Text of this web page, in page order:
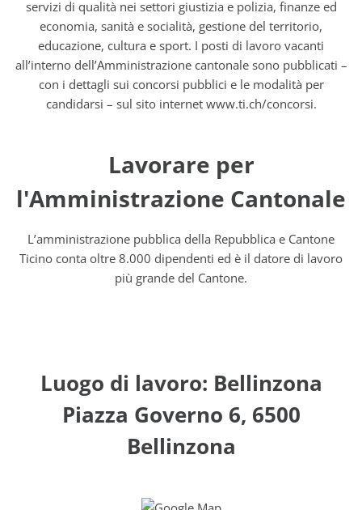
servizi di qualità nei settori giustizia e polizia, finanze ed
economia, sanità e socialità, gestione del territorio,
educazione, cultura e sport. I posti di lavoro vacanti
all’interno dell’Amministrazione cantonale sono pubblicati –
con i dettagli sui concorsi pubblici e le modalità per
candidarsi – sul sito internet www.ti.ch/concorsi.
Lavorare per
l'Amministrazione Cantonale
L’amministrazione pubblica della Repubblica e Cantone
Ticino conta oltre 8.000 dipendenti ed è il datore di lavoro
più grande del Cantone.
Luogo di lavoro: Bellinzona
Piazza Governo 6, 6500
Bellinzona